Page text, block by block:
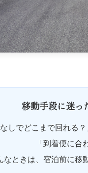
移動手段に迷っ
しでどこまで回れる
「到着便に合
なときは、宿泊前に移